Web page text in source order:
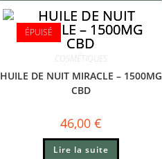
ÉPUISÉ
COSMÉTIQUES
HUILE DE NUIT MIRACLE – 1500MG
CBD
46,00 €
Lire la suite